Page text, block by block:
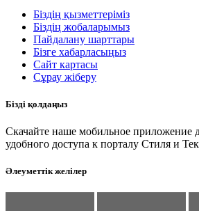
Біздің қызметтеріміз
Біздің жобаларымыз
Пайдалану шарттары
Бізге хабарласыңыз
Сайт картасы
Сұрау жіберу
Бізді қолдаңыз
Скачайте наше мобильное приложение
удобного доступа к порталу Стиля и
Әлеуметтік желілер